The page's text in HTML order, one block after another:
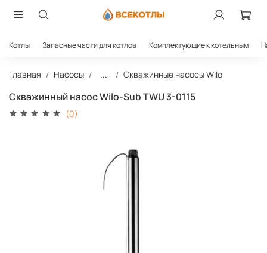
Котлы Запасные части для котлов Комплектующие к котельным
Главная Насосы ... Скважинные насосы Wilo
Скважинный насос Wilo-Sub TWU 3-0115
(0)